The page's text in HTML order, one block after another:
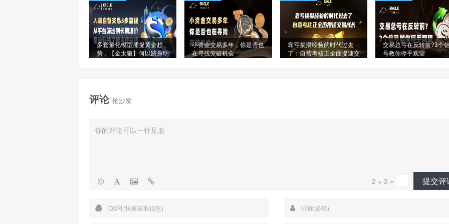
多套量化模型捕捉黄金趋
势，【金太狼】何以跻身明
小资金交易多年，你是否也
在寻找突破机会
靠亏损攒经验的时代过去
了：自营考核正全面提速交
交易总亏在反转前?3个
号教你停手观望
评论 抢沙发
2 + 3 = 提交评